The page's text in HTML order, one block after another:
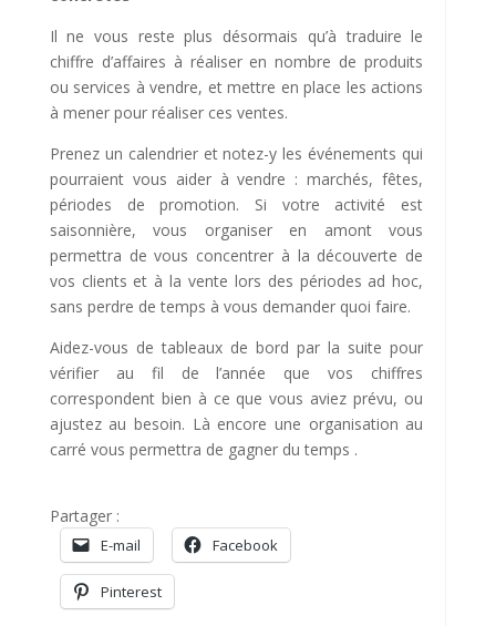
Il ne vous reste plus désormais qu’à traduire le
chiffre d’affaires à réaliser en nombre de produits
ou services à vendre, et mettre en place les actions
à mener pour réaliser ces ventes.
Prenez un calendrier et notez-y les événements qui
pourraient vous aider à vendre : marchés, fêtes,
périodes de promotion. Si votre activité est
saisonnière, vous organiser en amont vous
permettra de vous concentrer à la découverte de
vos clients et à la vente lors des périodes ad hoc,
sans perdre de temps à vous demander quoi faire.
Aidez-vous de tableaux de bord par la suite pour
vérifier au fil de l’année que vos chiffres
correspondent bien à ce que vous aviez prévu, ou
ajustez au besoin. Là encore une organisation au
carré vous permettra de gagner du temps .
Partager :
E-mail Facebook
Pinterest